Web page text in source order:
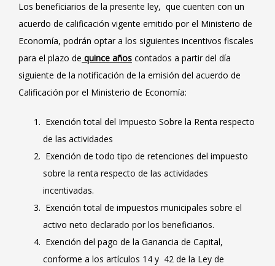
Los beneficiarios de la presente ley, que cuenten con un
acuerdo de calificación vigente emitido por el Ministerio de
Economía, podrán optar a los siguientes incentivos fiscales
para el plazo de quince años contados a partir del día
siguiente de la notificación de la emisión del acuerdo de
Calificación por el Ministerio de Economía:
Exención total del Impuesto Sobre la Renta respecto
de las actividades
Exención de todo tipo de retenciones del impuesto
sobre la renta respecto de las actividades
incentivadas.
Exención total de impuestos municipales sobre el
activo neto declarado por los beneficiarios.
Exención del pago de la Ganancia de Capital,
conforme a los artículos 14 y 42 de la Ley de